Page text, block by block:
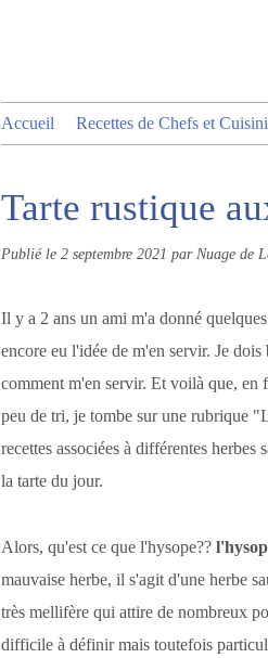
Accueil Recettes de Chefs et
Tarte rustique
Publié le 2 septembre 2021 par Nuage de
Il y a 2 ans un ami m'a donné
encore eu l'idée de m'en servir. Je
comment m'en servir. Et voilà que, en
peu de tri, je tombe sur une rubrique
recettes associées à différentes
la tarte du jour.
Alors, qu'est ce que l'hysope??
mauvaise herbe, il s'agit d'une herbe
très mellifère qui attire de nombreux
difficile à définir mais toutefois